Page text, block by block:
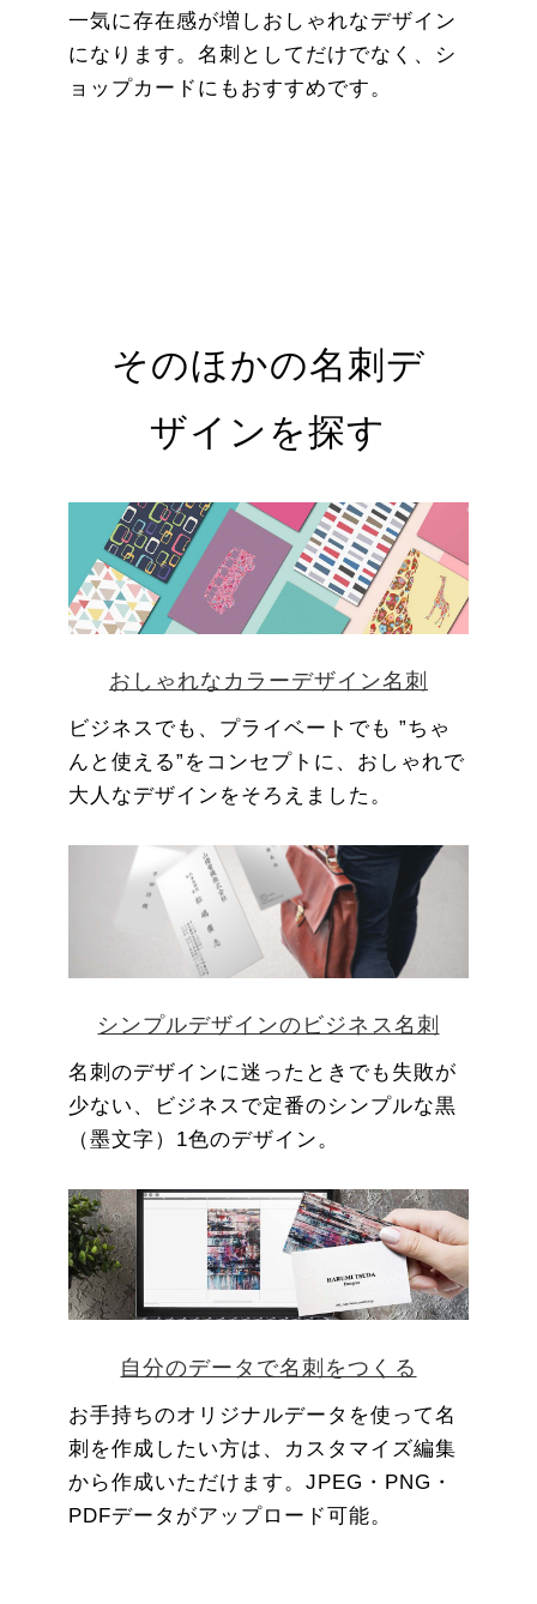
一気に存在感が増しおしゃれなデザイン
になります。名刺としてだけでなく、シ
ョップカードにもおすすめです。
そのほかの名刺デ
ザインを探す
おしゃれなカラーデザイン名刺
ビジネスでも、プライベートでも ”ちゃ
んと使える”をコンセプトに、おしゃれで
大人なデザインをそろえました。
シンプルデザインのビジネス名刺
名刺のデザインに迷ったときでも失敗が
少ない、ビジネスで定番のシンプルな黒
（墨文字）1色のデザイン。
自分のデータで名刺をつくる
お手持ちのオリジナルデータを使って名
刺を作成したい方は、カスタマイズ編集
から作成いただけます。JPEG・PNG・
PDFデータがアップロード可能。